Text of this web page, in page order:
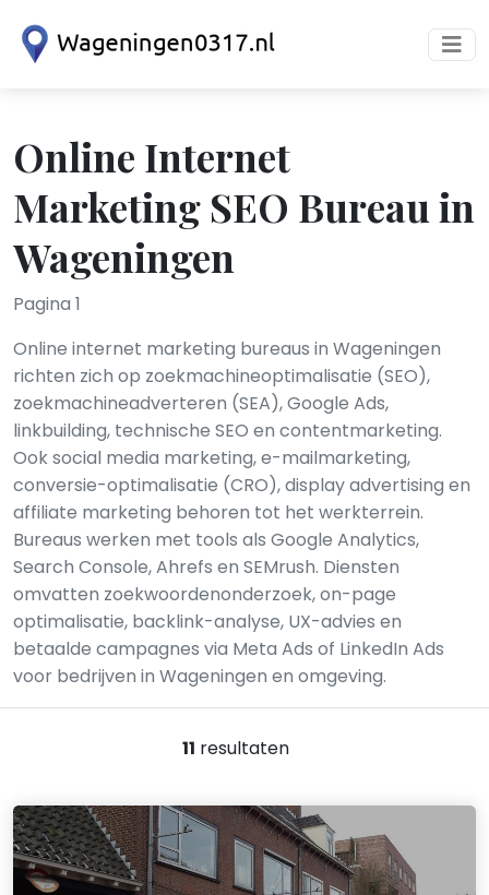
Online Internet
Marketing SEO Bureau in
Wageningen
Pagina 1
Online internet marketing bureaus in Wageningen
richten zich op zoekmachineoptimalisatie (SEO),
zoekmachineadverteren (SEA), Google Ads,
linkbuilding, technische SEO en contentmarketing.
Ook social media marketing, e-mailmarketing,
conversie-optimalisatie (CRO), display advertising en
affiliate marketing behoren tot het werkterrein.
Bureaus werken met tools als Google Analytics,
Search Console, Ahrefs en SEMrush. Diensten
omvatten zoekwoordenonderzoek, on-page
optimalisatie, backlink-analyse, UX-advies en
betaalde campagnes via Meta Ads of LinkedIn Ads
voor bedrijven in Wageningen en omgeving.
11 resultaten